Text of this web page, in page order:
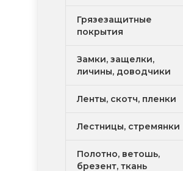
Грязезащитные
покрытия
Замки, защелки,
личины, доводчики
Ленты, скотч, пленки
Лестницы, стремянки
Полотно, ветошь,
брезент, ткань